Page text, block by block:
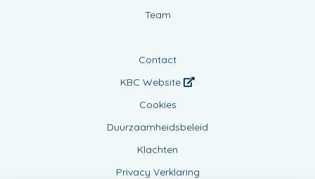
Team
Contact
KBC Website
Cookies
Duurzaamheidsbeleid
Klachten
Privacy Verklaring